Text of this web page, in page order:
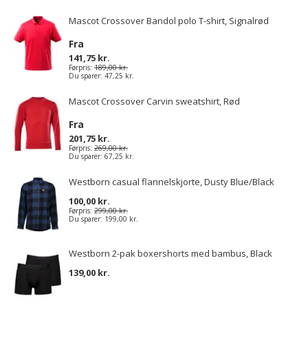
Mascot Crossover Bandol polo T-shirt, Signalrød
Fra
141,75 kr.
Førpris: 189,00 kr.
Du sparer: 47,25 kr.
Mascot Crossover Carvin sweatshirt, Rød
Fra
201,75 kr.
Førpris: 269,00 kr.
Du sparer: 67,25 kr.
Westborn casual flannelskjorte, Dusty Blue/Black
100,00 kr.
Førpris: 299,00 kr.
Du sparer: 199,00 kr.
Westborn 2-pak boxershorts med bambus, Black
139,00 kr.